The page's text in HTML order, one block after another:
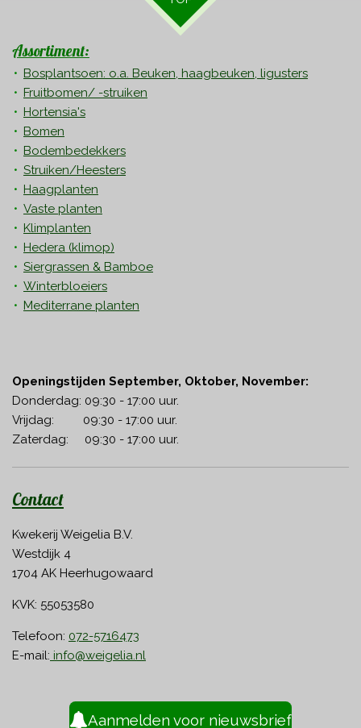
Assortiment:
Bosplantsoen: o.a. Beuken, haagbeuken, ligusters
Fruitbomen/ -struiken
Hortensia's
Bomen
Bodembedekkers
Struiken/Heesters
Haagplanten
Vaste planten
Klimplanten
Hedera (klimop)
Siergrassen & Bamboe
Winterbloeiers
Mediterrane planten
Openingstijden September, Oktober, November:
Donderdag: 09:30 - 17:00 uur.
Vrijdag: 09:30 - 17:00 uur.
Zaterdag: 09:30 - 17:00 uur.
Contact
Kwekerij Weigelia B.V.
Westdijk 4
1704 AK Heerhugowaard
KVK: 55053580
Telefoon: 072-5716473
E-mail: info@weigelia.nl
Aanmelden voor nieuwsbrief